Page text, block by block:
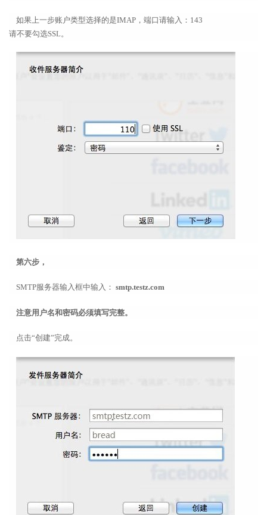
如果上一步账户类型选择的是IMAP，端口请输入：143
请不要勾选SSL。
第六步，
SMTP服务器输入框中输入： smtp.testz.com
注意用户名和密码必须填写完整。
点击“创建”完成。